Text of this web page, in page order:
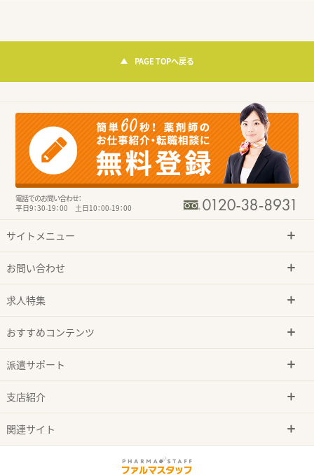
PAGE TOPへ戻る
電話でのお問い合わせ：
平日9：30-19：00 土日10：00-19：00
サイトメニュー
お問い合わせ
求人特集
おすすめコンテンツ
派遣サポート
支店紹介
関連サイト